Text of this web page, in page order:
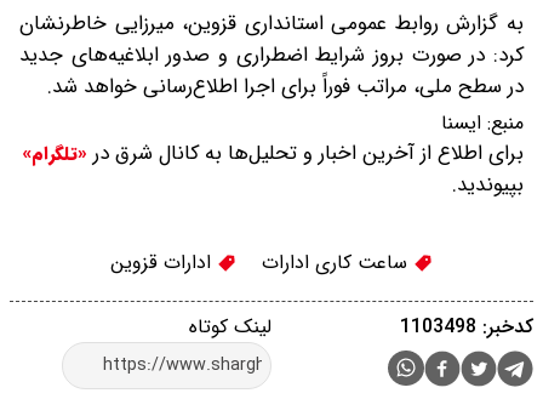
به گزارش روابط عمومی استانداری قزوین، میرزایی خاطرنشان
کرد: در صورت بروز شرایط اضطراری و صدور ابلاغیه‌های جدید
در سطح ملی، مراتب فوراً برای اجرا اطلاع‌رسانی خواهد شد.
منبع: ایسنا
برای اطلاع از آخرین اخبار و تحلیل‌ها به کانال شرق در «تلگرام»
بپیوندید.
ساعت کاری ادارات ادارات قزوین
لینک کوتاه کدخبر: 1103498